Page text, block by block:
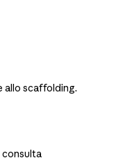
allo scaffolding.
consulta